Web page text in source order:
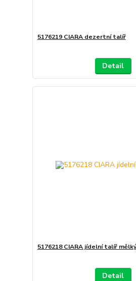
5176219 CIARA dezertní talíř
Detail
5176218 CIARA jídelní talíř mělký
Detail